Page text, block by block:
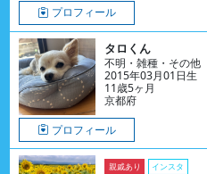
プロフィール
タロくん
不明・雑種・その他
2015年03月01日生
11歳5ヶ月
京都府
プロフィール
親戚あり インスタ